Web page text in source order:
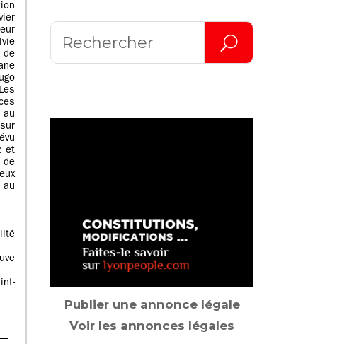
et
Publier une annonce légale
Voir les annonces légales